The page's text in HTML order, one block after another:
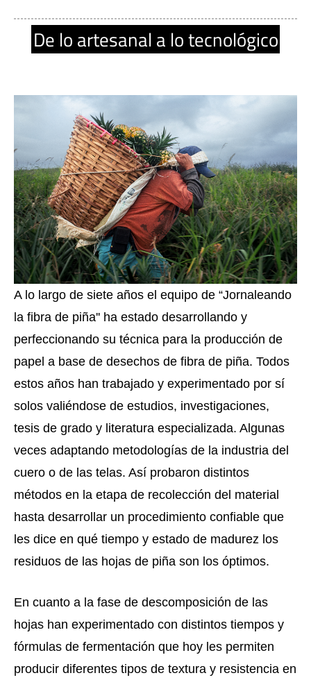
De lo artesanal a lo tecnológico
A lo largo de siete años el equipo de “Jornaleando
la fibra de piña'' ha estado desarrollando y
perfeccionando su técnica para la producción de
papel a base de desechos de fibra de piña. Todos
estos años han trabajado y experimentado por sí
solos valiéndose de estudios, investigaciones,
tesis de grado y literatura especializada. Algunas
veces adaptando metodologías de la industria del
cuero o de las telas. Así probaron distintos
métodos en la etapa de recolección del material
hasta desarrollar un procedimiento confiable que
les dice en qué tiempo y estado de madurez los
residuos de las hojas de piña son los óptimos.
En cuanto a la fase de descomposición de las
hojas han experimentado con distintos tiempos y
fórmulas de fermentación que hoy les permiten
producir diferentes tipos de textura y resistencia en